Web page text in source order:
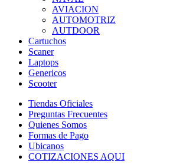
AVIACION
AUTOMOTRIZ
AUTDOOR
Cartuchos
Scaner
Laptops
Genericos
Scooter
Tiendas Oficiales
Preguntas Frecuentes
Quienes Somos
Formas de Pago
Ubicanos
COTIZACIONES AQUI